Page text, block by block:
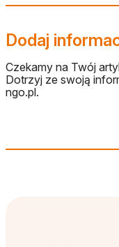
Dodaj
Czekamy na Twój
Dotrzyj ze swoją
ngo.pl.